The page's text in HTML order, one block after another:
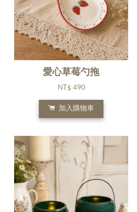
愛心草莓勺拖
NT$ 490
加入購物車